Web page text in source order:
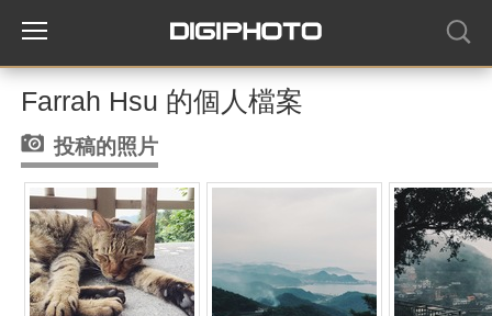
Farrah Hsu 的個人檔案
投稿的照片